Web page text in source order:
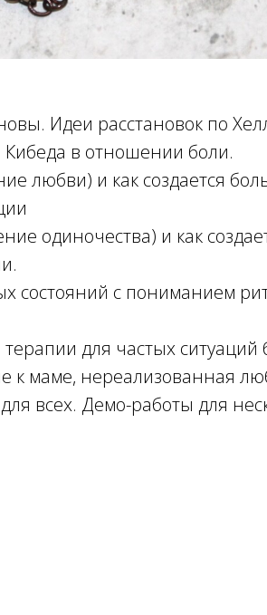
Идеи расстановок по
Кибеда в отношении боли.
любви) и как создается
одиночества) и как
состояний с пониманием
для частых ситуаций
к маме, нереализованная
всех. Демо-работы для